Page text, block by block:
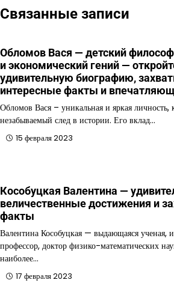
Связанные записи
Обломов Вася — детский
и экономический гений —
удивительную биографию,
интересные факты и
Обломов Вася – уникальная и яркая личность,
незабываемый след в истории. Его вклад…
15 февраля 2023
Кособуцкая Валентина —
величественные достижения и
факты
Валентина Кособуцкая — выдающаяся ученая,
профессор, доктор физико-математических
наиболее…
17 февраля 2023